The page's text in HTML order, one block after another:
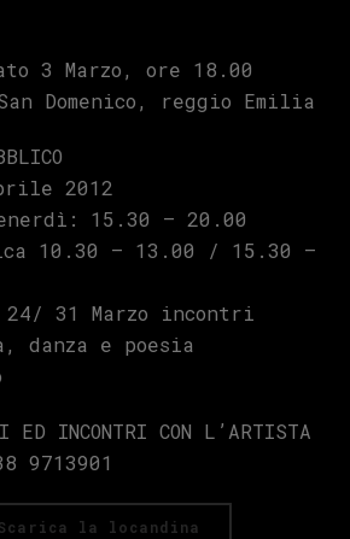
3 Marzo, ore 18.00
Domenico, reggio Emilia
2012
15.30 – 20.00
10.30 – 13.00 / 15.30 –
31 Marzo incontri
danza e poesia
ED INCONTRI CON L’ARTISTA
9713901
la locandina